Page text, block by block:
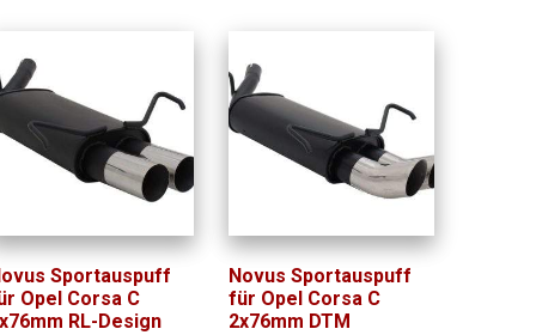
Sportauspuff
Opel Corsa C
RL-Design
Novus Sportauspuff
für Opel Corsa C
2x76mm DTM